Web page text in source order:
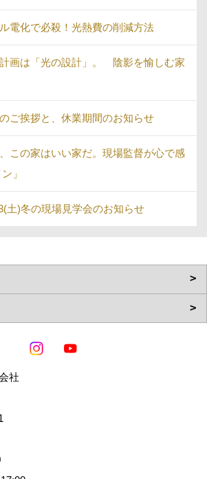
電化で必殺！光熱費の削減方法
画は「光の設計」。 陰影を愉しむ家
ご挨拶と、休業期間のお知らせ
、この家はいい家だ。現場監督が心で感
」
土)冬の現場見学会のお知らせ
社
1